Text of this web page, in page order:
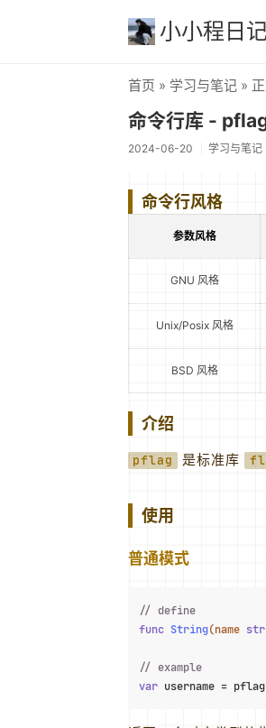
小小程日
首页 » 学习与笔记 »
命令行库 -
2024-06-20 学习与笔记
命令行风格
参数风格
GNU 风格
Unix/Posix 风格
BSD 风格
介绍
pflag 是标准库
使用
普通模式
// define
func String(name
// example
var username =